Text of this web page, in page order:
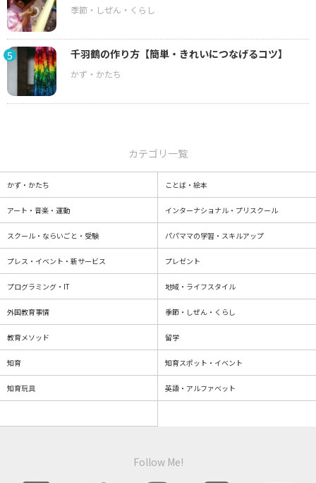
5 千羽鶴の作り方【簡単・きれいにつなげるコツ】
カテゴリ一覧
かず・かたち ことば・絵本
アート・音楽・運動 インターナショナル・プリスクール
スクール・ならいごと・受験 パパママの学習・スキルアップ
プレス・イベント・新サービス プレゼント
プログラミング・IT 地域・ライフスタイル
外国教育事情 季節・しぜん・くらし
教育メソッド 留学
知育 知育スポット・イベント
知育玩具 英語・アルファベット
Follow Me!